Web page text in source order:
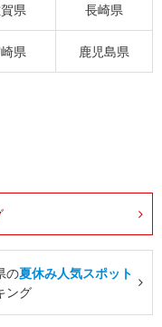
県 長崎県
県 鹿児島県
の夏休み人気スポット
ング